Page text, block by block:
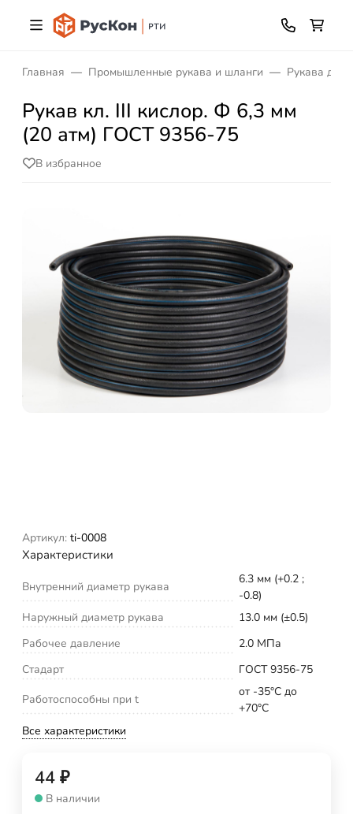
Главная Промышленные рукава и шланги Рукава для
Рукав кл. III кислор. Ф 6,3 мм
(20 атм) ГОСТ 9356-75
В избранное
Артикул: ti-0008
Характеристики
Внутренний диаметр рукава
6.3 мм (+0.2 ;
-0.8)
Наружный диаметр рукава
13.0 мм (±0.5)
Рабочее давление
2.0 МПа
Стадарт
ГОСТ 9356-75
Работоспособны при t
от -35°C до
+70°C
Все характеристики
44 ₽
В наличии